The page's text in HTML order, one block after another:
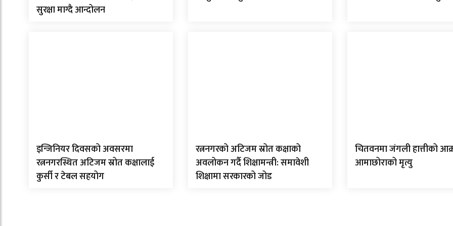
सुरक्षा माग्दै आन्दोलन
इन्जिनियर दिवसको अवसरमा
रत्ननगरस्थित अटिजम स्रोत कक्षालाई
कुर्सी र टेबल सहयोग
रत्ननगरको अटिजम स्रोत कक्षाको
अवलोकन गर्दै शिक्षामन्त्री: समावेशी
शिक्षामा सरकारको जोड
चितवनमा जंगली हात्तीको
आमाछोराको मृत्यु